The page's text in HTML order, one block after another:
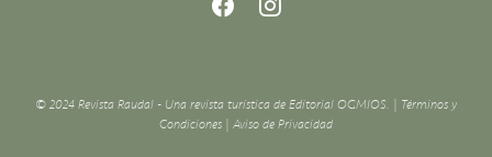
© 2024 Revista Raudal - Una revista turística de Editorial OGMIOS. | Términos y
Condiciones
Aviso de Privacidad